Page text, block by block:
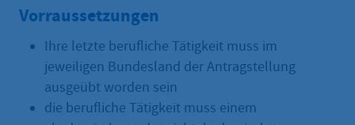
Vorraussetzungen
Ihre letzte berufliche Tätigkeit muss im
jeweiligen Bundesland der Antragstellung
ausgeübt worden sein
die berufliche Tätigkeit muss einem